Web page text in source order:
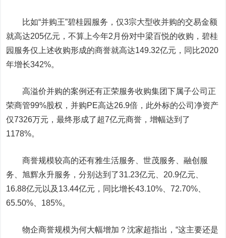
比如“并购王”碧桂园服务，仅3宗大型收并购的交易金额
就高达205亿元，不算上今年2月份对中梁百悦的收购，碧桂
园服务仅上述收购形成的商誉就高达149.32亿元，同比2020
年增长342%。
高溢价并购的案例还有正荣服务收购集团下属子公司正
荣商管99%股权，并购PE高达26.9倍，此外标的公司净资产
仅7326万元，最终形成了超7亿元商誉，增幅达到了
1178%。
商誉规模较高的还有雅生活服务、世茂服务、融创服
务
旭辉永升服务 ，分别达到了31.23亿元、20.9亿元、
16.88亿元以及13.44亿元，同比增长43.10%、72.70%、
65.50%、185%。
物企商誉规模为何大幅增加？沈家超指出，“这主要还是